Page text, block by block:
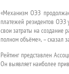
«Механизм ОЭЗ
платежей резидентов ОЭЗ
свои затраты на создание
полном объёме», – сказал
Рейтинг представлен
Он выявляет наиболее